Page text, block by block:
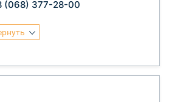
(068) 377-28-00